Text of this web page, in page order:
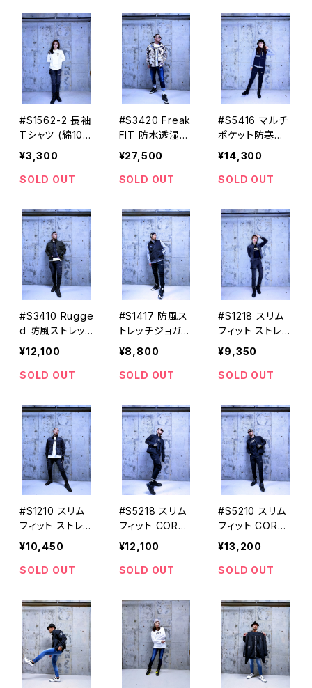
#S1562-2 長袖
Tシャツ (綿10
0%) STUD'S
[スタッズ]
¥3,300
SOLD OUT
#S3420 Freak
FIT 防水透湿ス
トレッチジャケッ
ト(中綿入り) S
TUD'S[スタッ
¥27,500
SOLD OUT
#S5416 マルチ
ポケット防寒ベ
スト(中綿入り)
STUD'S[スタッ
ズ]
¥14,300
SOLD OUT
#S3410 Rugge
d 防風ストレッ
チエアジャケット
(中綿入り) STU
D'S[スタッズ]
¥12,100
SOLD OUT
#S1417 防風ス
トレッチジョガー
パンツ STUD'S
[スタッズ]
¥8,800
SOLD OUT
#S1218 スリム
フィット ストレッ
チデニムカーゴ
パンツ STUD'S
[スタッズ]
¥9,350
SOLD OUT
#S1210 スリム
フィット ストレッ
チデニムブルゾ
ン STUD'S[ス
タッズ]
¥10,450
SOLD OUT
#S5218 スリム
フィット CORD
URA NYCO 縦
横ストレッチカ
ーゴパンツ STU
¥12,100
SOLD OUT
#S5210 スリム
フィット CORD
URA NYCO 縦
横ストレッチブル
ゾン STUD'S
¥13,200
SOLD OUT